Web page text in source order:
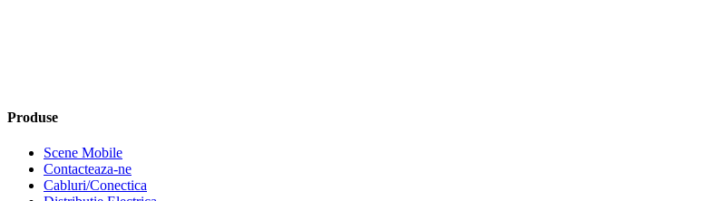
Produse
Scene Mobile
Contacteaza-ne
Cabluri/Conectica